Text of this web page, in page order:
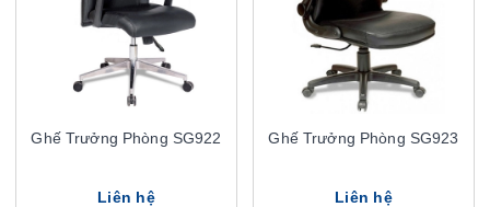
Ghế Trưởng Phòng SG922
Liên hệ
Ghế Trưởng Phòng SG923
Liên hệ